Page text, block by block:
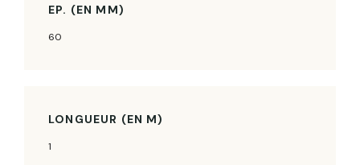
EP. (EN MM)
60
LONGUEUR (EN M)
1